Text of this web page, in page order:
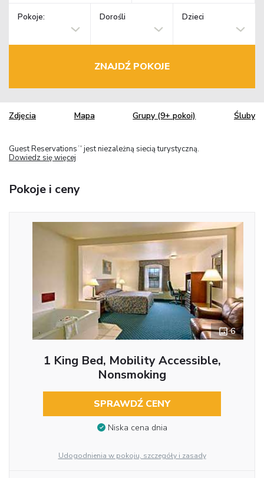
Pokoje: Dorośli Dzieci
ZNAJDŹ POKOJE
Zdjęcia Mapa Grupy (9+ pokoi) Śluby
Guest Reservations TM jest niezależną siecią turystyczną.
Dowiedz się więcej
Pokoje i ceny
6
1 King Bed, Mobility Accessible,
Nonsmoking
SPRAWDŹ CENY
Niska cena dnia
Udogodnienia w pokoju, szczegóły i zasady